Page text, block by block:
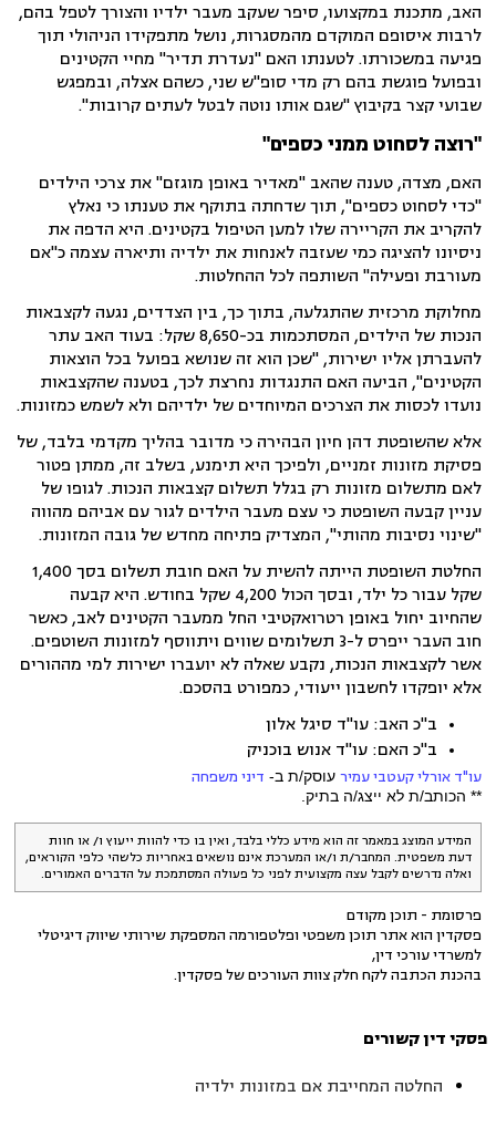
האב, מתכנת במקצועו, סיפר שעקב מעבר ילדיו והצורך לטפל בהם,
לרבות איסופם המוקדם מהמסגרות, נושל מתפקידו הניהולי תוך
פגיעה במשכורתו. לטענתו האם "נעדרת תדיר" מחיי הקטינים
ובפועל פוגשת בהם רק מדי סופ"ש שני, כשהם אצלה, ובמפגש
שבועי קצר בקיבוץ "שגם אותו נוטה לבטל לעתים קרובות".
"רוצה לסחוט ממני כספים"
האם, מצדה, טענה שהאב "מאדיר באופן מוגזם" את צרכי הילדים
"כדי לסחוט כספים", תוך שדחתה בתוקף את טענתו כי נאלץ
להקריב את הקריירה שלו למען הטיפול בקטינים. היא הדפה את
ניסיונו להציגה כמי שעזבה לאנחות את ילדיה ותיארה עצמה כ"אם
מעורבת ופעילה" השותפה לכל ההחלטות.
מחלוקת מרכזית שהתגלעה, בתוך כך, בין הצדדים, נגעה לקצבאות
הנכות של הילדים, המסתכמות בכ-8,650 שקל: בעוד האב עתר
להעברתן אליו ישירות, "שכן הוא זה שנושא בפועל בכל הוצאות
הקטינים", הביעה האם התנגדות נחרצת לכך, בטענה שהקצבאות
נועדו לכסות את הצרכים המיוחדים של ילדיהם ולא לשמש כמזונות.
אלא שהשופטת דהן חיון הבהירה כי מדובר בהליך מקדמי בלבד, של
פסיקת מזונות זמניים, ולפיכך היא תימנע, בשלב זה, ממתן פטור
לאם מתשלום מזונות רק בגלל תשלום קצבאות הנכות. לגופו של
עניין קבעה השופטת כי עצם מעבר הילדים לגור עם אביהם מהווה
"שינוי נסיבות מהותי", המצדיק פתיחה מחדש של גובה המזונות.
החלטת השופטת הייתה להשית על האם חובת תשלום בסך 1,400
שקל עבור כל ילד, ובסך הכול 4,200 שקל בחודש. היא קבעה
שהחיוב יחול באופן רטרואקטיבי החל ממעבר הקטינים לאב, כאשר
חוב העבר ייפרס ל-3 תשלומים שווים ויתווסף למזונות השוטפים.
אשר לקצבאות הנכות, נקבע שאלה לא יועברו ישירות למי מההורים
אלא יופקדו לחשבון ייעודי, כמפורט בהסכם.
ב"כ האב: עו"ד סיגל אלון
ב"כ האם: עו"ד אנוש בוכניק
עו"ד אורלי קעטבי עמיר עוסק/ת ב- דיני משפחה
** הכותב/ת לא ייצג/ה בתיק.
המידע המוצג במאמר זה הוא מידע כללי בלבד, ואין בו כדי להוות ייעוץ ו/ או חוות
דעת משפטית. המחבר/ת ו/או המערכת אינם נושאים באחריות כלשהי כלפי הקוראים,
ואלה נדרשים לקבל עצה מקצועית לפני כל פעולה המסתמכת על הדברים האמורים.
פרסומת - תוכן מקודם
פסקדין הוא אתר תוכן משפטי ופלטפורמה המספקת שירותי שיווק דיגיטלי
למשרדי עורכי דין,
בהכנת הכתבה לקח חלק צוות העורכים של פסקדין.
פסקי דין קשורים
החלטה המחייבת אם במזונות ילדיה